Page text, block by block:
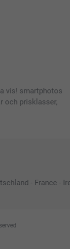
vis! smartphotos
och prisklasser,
- France -